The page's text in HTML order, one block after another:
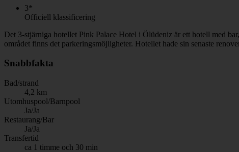
3*
Officiell klassificering
Det 3-stjärniga hotellet Pink Palace Hotel i Ölüdeniz är ett hotell med
området finns det parkeringsmöjligheter. Hotellet hade sin senaste
Snabbfakta
Bad/strand
4,2 km
Utomhuspool/Barnpool
Ja/Ja
Restaurang/Bar
Ja/Ja
Transfertid
ca 1 timme och 30 min